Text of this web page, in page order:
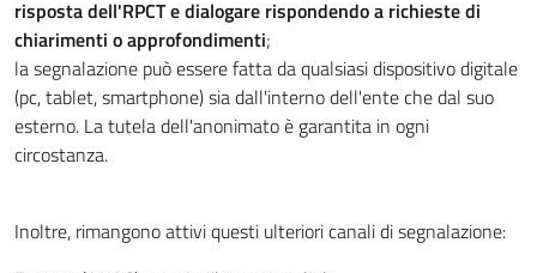
risposta dell'RPCT e dialogare rispondendo a richieste di
chiarimenti o approfondimenti;
la segnalazione può essere fatta da qualsiasi dispositivo digitale
(pc, tablet, smartphone) sia dall'interno dell'ente che dal suo
esterno. La tutela dell'anonimato è garantita in ogni
circostanza.
Inoltre, rimangono attivi questi ulteriori canali di segnalazione: